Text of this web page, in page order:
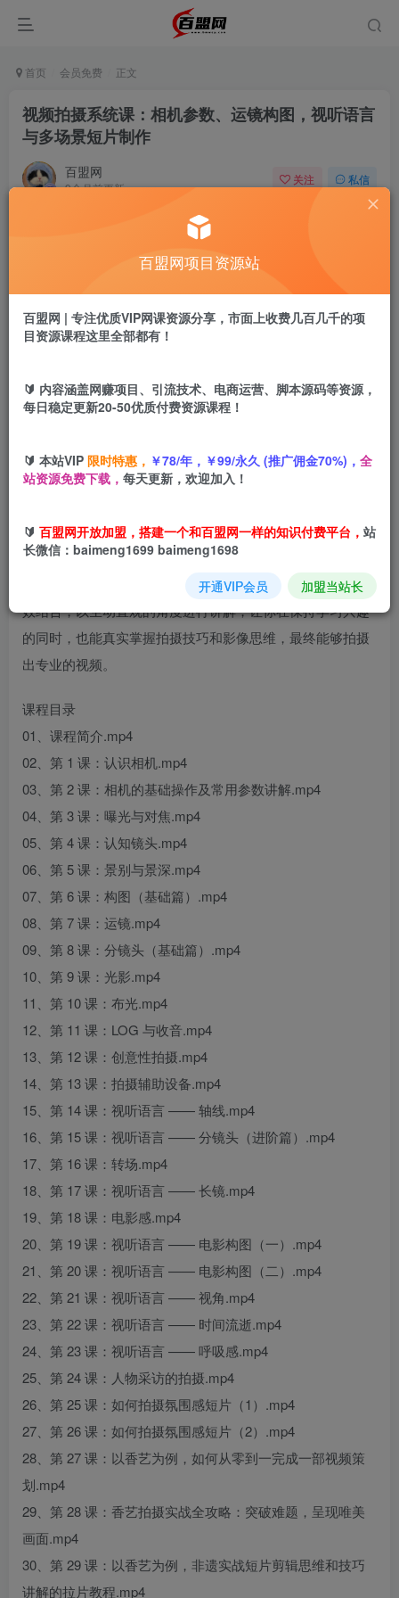
首页 会员免费 正文
视频拍摄系统课：相机参数、运镜构图，视听语言
与多场景短片制作
百盟网
9个月前更新
关注 私信
盟币9.9
立即购买
专为视频拍摄新手设计的全面指南。这套课程的目的不是为
了让你成为一个器材党，而且通过理论知识与实战操作的有
效结合，以生动直观的角度进行讲解，让你在保持学习兴趣
的同时，也能真实掌握拍摄技巧和影像思维，最终能够拍摄
出专业的视频。
课程目录
01、课程简介.mp4
02、第 1 课：认识相机.mp4
03、第 2 课：相机的基础操作及常用参数讲解.mp4
04、第 3 课：曝光与对焦.mp4
05、第 4 课：认知镜头.mp4
06、第 5 课：景别与景深.mp4
07、第 6 课：构图（基础篇）.mp4
08、第 7 课：运镜.mp4
09、第 8 课：分镜头（基础篇）.mp4
10、第 9 课：光影.mp4
11、第 10 课：布光.mp4
12、第 11 课：LOG 与收音.mp4
13、第 12 课：创意性拍摄.mp4
14、第 13 课：拍摄辅助设备.mp4
15、第 14 课：视听语言 —— 轴线.mp4
16、第 15 课：视听语言 —— 分镜头（进阶篇）.mp4
17、第 16 课：转场.mp4
18、第 17 课：视听语言 —— 长镜.mp4
19、第 18 课：电影感.mp4
20、第 19 课：视听语言 —— 电影构图（一）.mp4
21、第 20 课：视听语言 —— 电影构图（二）.mp4
22、第 21 课：视听语言 —— 视角.mp4
23、第 22 课：视听语言 —— 时间流逝.mp4
24、第 23 课：视听语言 —— 呼吸感.mp4
25、第 24 课：人物采访的拍摄.mp4
26、第 25 课：如何拍摄氛围感短片（1）.mp4
27、第 26 课：如何拍摄氛围感短片（2）.mp4
28、第 27 课：以香艺为例，如何从零到一完成一部视频策
划.mp4
29、第 28 课：香艺拍摄实战全攻略：突破难题，呈现唯美
画面.mp4
30、第 29 课：以香艺为例，非遗实战短片剪辑思维和技巧
讲解的拉片教程.mp4
百盟网项目资源站
百盟网 | 专注优质VIP网课资源分享，市面上收费几百几千的项
目资源课程这里全部都有！
🔰 内容涵盖网赚项目、引流技术、电商运营、脚本源码等资源，
每日稳定更新20-50优质付费资源课程！
🔰 本站VIP 限时特惠， ￥78/年，￥99/永久 (推广佣金70%)， 全
站资源免费下载， 每天更新，欢迎加入！
🔰 百盟网开放加盟，搭建一个和百盟网一样的知识付费平台， 站
长微信：baimeng1699 baimeng1698
开通VIP会员 加盟当站长